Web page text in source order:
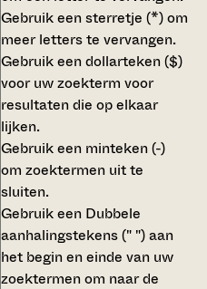
Gebruik eensterretje (*)om
meer letters te vervangen.
Gebruik eendollarteken ($)
voor uw zoekterm voor
resultaten die op elkaar
lijken.
Gebruik een minteken (-)
om zoektermen uit te
sluiten.
Gebruik een Dubbele
aanhalingstekens (" ")aan
het begin en einde van uw
zoektermen om naar de